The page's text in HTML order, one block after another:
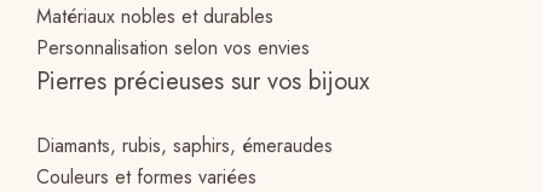
Matériaux nobles et durables
Personnalisation selon vos envies
Pierres précieuses sur vos bijoux
Diamants, rubis, saphirs, émeraudes
Couleurs et formes variées